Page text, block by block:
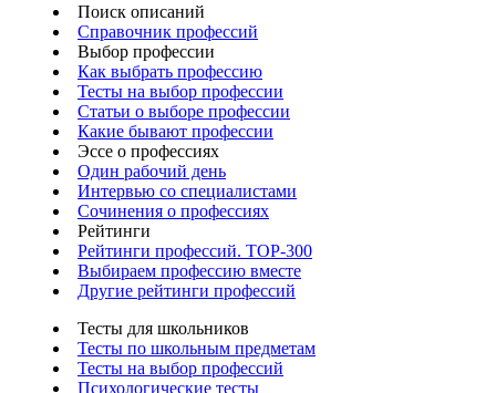
Поиск описаний
Справочник профессий
Выбор профессии
Как выбрать профессию
Тесты на выбор профессии
Статьи о выборе профессии
Какие бывают профессии
Эссе о профессиях
Один рабочий день
Интервью со специалистами
Сочинения о профессиях
Рейтинги
Рейтинги профессий. TOP-300
Выбираем профессию вместе
Другие рейтинги профессий
Тесты для школьников
Тесты по школьным предметам
Тесты на выбор профессий
Психологические тесты